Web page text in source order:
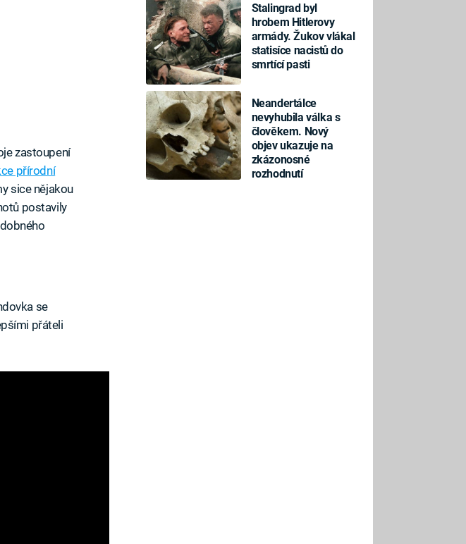
Stalingrad byl
hrobem Hitlerovy
armády. Žukov vlákal
statisíce nacistů do
smrtící pasti
Neandertálce
nevyhubila válka s
člověkem. Nový
objev ukazuje na
zkázonosné
rozhodnutí
zastoupení
přírodní
sice nějakou
postavily
se
přáteli